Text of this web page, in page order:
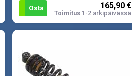
2X4 94-95, 300 4X4 94-95,
Osta 165,90 €
Toimitus1-2 arkipäivässä